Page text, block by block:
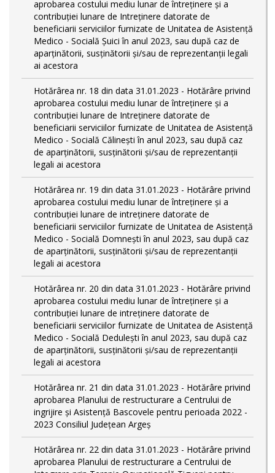
aprobarea costului mediu lunar de întreţinere şi a
contribuţiei lunare de Intreţinere datorate de
beneficiarii serviciilor furnizate de Unitatea de Asistenţă
Medico - Socială Şuici în anul 2023, sau după caz de
aparţinătorii, susţinătorii şi/sau de reprezentanţii legali
ai acestora
Hotărârea nr. 18 din data 31.01.2023 - Hotărâre privind
aprobarea costului mediu lunar de întreţinere şi a
contribuţiei lunare de Intreţinere datorate de
beneficiarii serviciilor furnizate de Unitatea de Asistenţă
Medico - Socială Călineşti în anul 2023, sau după caz
de aparţinătorii, susţinătorii şi/sau de reprezentanţii
legali ai acestora
Hotărârea nr. 19 din data 31.01.2023 - Hotărâre privind
aprobarea costului mediu lunar de întreţinere şi a
contribuţiei lunare de intreţinere datorate de
beneficiarii serviciilor furnizate de Unitatea de Asistenţă
Medico - Socială Domneşti în anul 2023, sau după caz
de aparţinătorii, susţinătorii şi/sau de reprezentanţii
legali ai acestora
Hotărârea nr. 20 din data 31.01.2023 - Hotărâre privind
aprobarea costului mediu lunar de întreţinere şi a
contribuţiei lunare de intreţinere datorate de
beneficiarii serviciilor furnizate de Unitatea de Asistenţă
Medico - Socială Deduleşti în anul 2023, sau după caz
de aparţinătorii, susţinătorii şi/sau de reprezentanţii
legali ai acestora
Hotărârea nr. 21 din data 31.01.2023 - Hotărâre privind
aprobarea Planului de restructurare a Centrului de
ingrijire şi Asistenţă Bascovele pentru perioada 2022 -
2023 Consiliul Judeţean Argeş
Hotărârea nr. 22 din data 31.01.2023 - Hotărâre privind
aprobarea Planului de restructurare a Centrului de